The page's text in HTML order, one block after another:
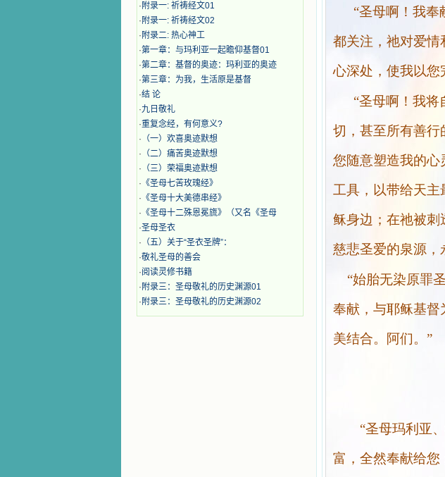
· 附录一: 祈祷经文01
· 附录一: 祈祷经文02
· 附录二: 热心神工
·第一章：与玛利亚一起瞻仰基督01
·第二章：基督的奥迹：玛利亚的奥迹
·第三章：为我，生活原是基督
·结 论
·九日敬礼
·重复念经，有何意义?
· （一）欢喜奥迹默想
· （二）痛苦奥迹默想
· （三）荣福奥迹默想
· 《圣母七苦玫瑰经》
· 《圣母十大美德串经》
· 《圣母十二殊恩冕旒》（又名《圣母
·圣母圣衣
· （五）关于“圣衣圣牌”：
·敬礼圣母的善会
·阅读灵修书籍
· 附录三：圣母敬礼的历史渊源01
· 附录三：圣母敬礼的历史渊源02
“圣母啊！我
都关注，祂对爱情
心深处，使我以您
“圣母啊！我
切，甚至所有善行
您随意塑造我的心
工具，以带给天
稣身边；在祂被刺
慈悲圣爱的泉源，
“始胎无染原罪
奉献，与耶稣基督
美结合。阿们。”
“圣母玛利亚
富，全然奉献给您